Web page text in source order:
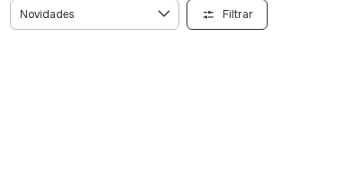
Filtrar